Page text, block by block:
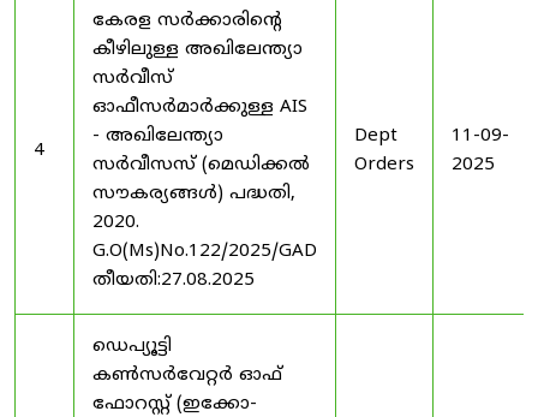
4
കേരള സർക്കാരിന്റെ
കീഴിലുള്ള അഖിലേന്ത്യാ
സർവീസ്
ഓഫീസർമാർക്കുള്ള AIS
- അഖിലേന്ത്യാ
സർവീസസ് (മെഡിക്കൽ
സൗകര്യങ്ങൾ) പദ്ധതി,
2020.
G.O(Ms)No.122/2025/GAD
തീയതി:27.08.2025
Dept
Orders
11-09-
2025
ഡെപ്യൂട്ടി
കൺസർവേറ്റർ ഓഫ്
ഫോറസ്റ്റ് (ഇക്കോ-